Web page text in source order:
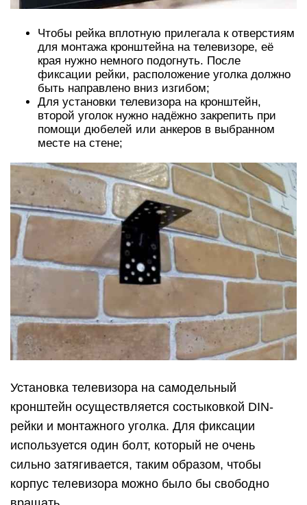
Чтобы рейка вплотную прилегала к отверстиям
для монтажа кронштейна на телевизоре, её
края нужно немного подогнуть. После
фиксации рейки, расположение уголка должно
быть направлено вниз изгибом;
Для установки телевизора на кронштейн,
второй уголок нужно надёжно закрепить при
помощи дюбелей или анкеров в выбранном
месте на стене;
Установка телевизора на самодельный
кронштейн осуществляется состыковкой DIN-
рейки и монтажного уголка. Для фиксации
используется один болт, который не очень
сильно затягивается, таким образом, чтобы
корпус телевизора можно было бы свободно